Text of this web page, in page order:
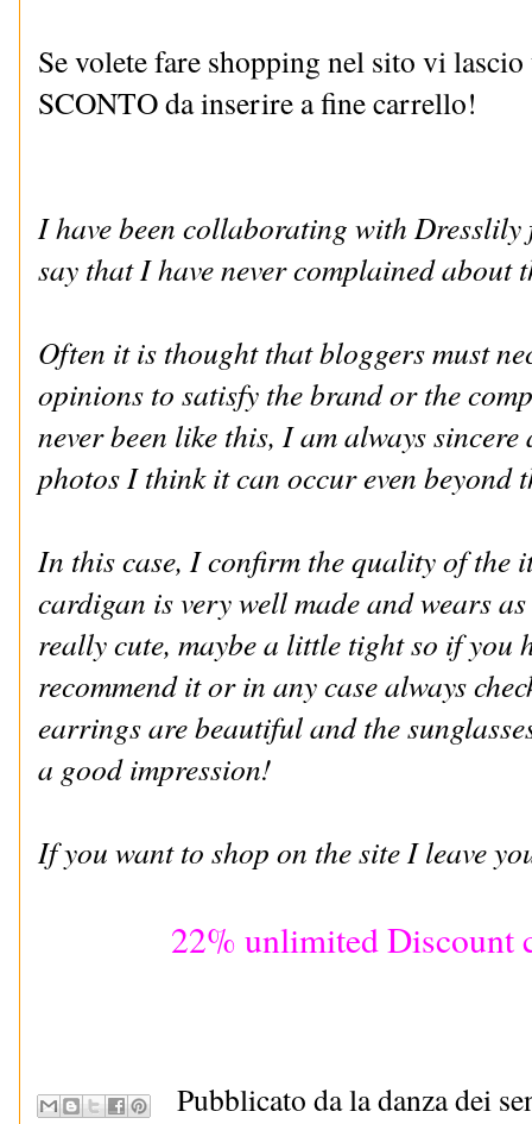
Se volete fare shopping nel sito vi
SCONTO da inserire a fine carrello!
I have been collaborating with Dresslily
say that I have never complained about
Often it is thought that bloggers must
opinions to satisfy the brand or the
never been like this, I am always
photos I think it can occur even beyond
In this case, I confirm the quality of the
cardigan is very well made and wears
really cute, maybe a little tight so if you
recommend it or in any case always
earrings are beautiful and the
a good impression!
If you want to shop on the site I leave
22% unlimited Discount
Pubblicato da la danza dei